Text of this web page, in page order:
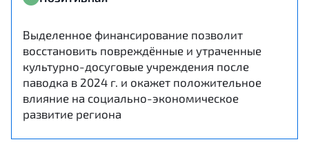
Выделенное финансирование позволит
восстановить повреждённые и утраченные
культурно-досуговые учреждения после
паводка в 2024 г. и окажет положительное
влияние на социально-экономическое
развитие региона